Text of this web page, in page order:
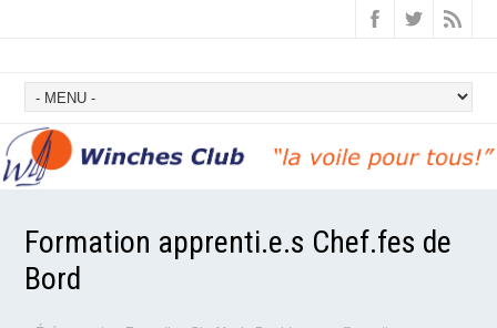
Formation apprenti.e.s Chef.fes de
Bord